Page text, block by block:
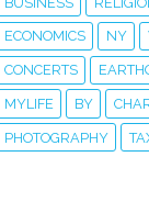
ECONOMICS NY
CONCERTS
MYLIFE BY
PHOTOGRAPHY